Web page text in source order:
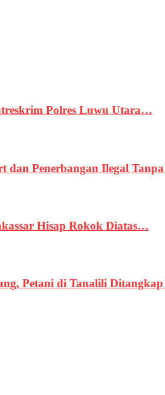
Polres Luwu Utara…
Penerbangan Ilegal
Hisap Rokok Diatas…
Petani di Tanalili